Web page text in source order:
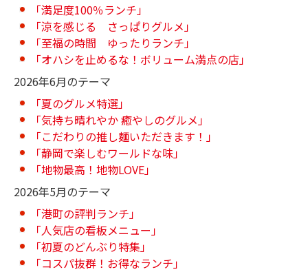
「満足度100％ランチ」
「涼を感じる さっぱりグルメ」
「至福の時間 ゆったりランチ」
「オハシを止めるな！ボリューム満点の店」
2026年6月のテーマ
「夏のグルメ特選」
「気持ち晴れやか 癒やしのグルメ」
「こだわりの推し麺いただきます！」
「静岡で楽しむワールドな味」
「地物最高！地物LOVE」
2026年5月のテーマ
「港町の評判ランチ」
「人気店の看板メニュー」
「初夏のどんぶり特集」
「コスパ抜群！お得なランチ」